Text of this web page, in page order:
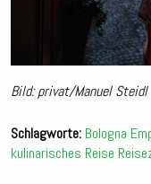
Bild: privat/Manuel Steidl
Schlagworte: Bologna
kulinarisches Reise